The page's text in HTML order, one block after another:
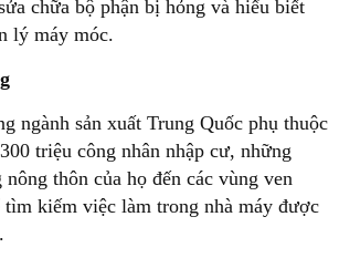
chữa bộ phận bị hỏng và hiểu biết
lý máy móc.
ngành sản xuất Trung Quốc phụ thuộc
triệu công nhân nhập cư, những
thôn của họ đến các vùng ven
tìm kiếm việc làm trong nhà máy được